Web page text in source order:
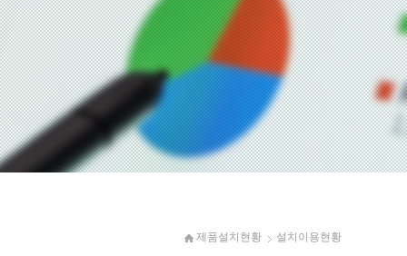
파트너사랑방
고객사랑방
제품설치현황 설치이용현황